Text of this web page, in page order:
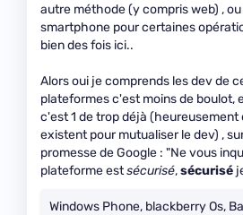
autre méthode (y compris web) ,
smartphone pour certaines
bien des fois ici..
Alors oui je comprends les dev de
plateformes c'est moins de boulot,
c'est 1 de trop déjà
existent pour mutualiser le dev) ,
promesse de Google : "Ne vous
plateforme estsécurisé,sécurisé
Windows Phone, blackberry Os,